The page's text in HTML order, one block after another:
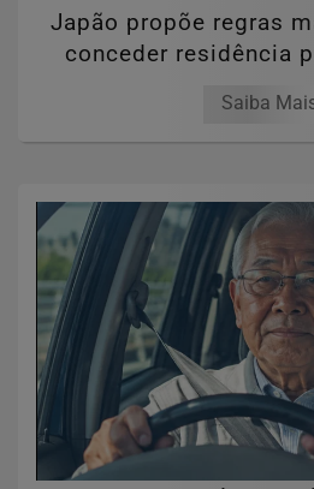
Japão propõe regras
conceder residência
Saiba